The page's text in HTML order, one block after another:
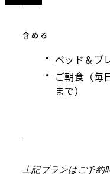
含める
ベッド＆ブ
ご朝食（毎
まで）
上記プランはご予約